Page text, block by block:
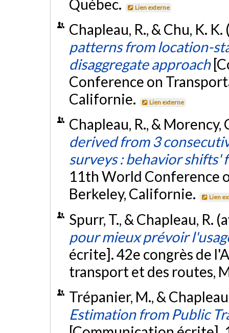
Québec.
Lien externe
Chapleau, R., & Chu, K.
patterns from location-
disaggregate approach
Conference on
Californie.
Lien externe
Chapleau, R., &
derived from 3
surveys : behavior shifts'
11th World Conference
Berkeley, Californie.
Lien
Spurr, T., & Chapleau, R.
pour mieux prévoir
écrite]. 42e congrès de
transport et des routes,
Trépanier, M., &
Estimation from Public